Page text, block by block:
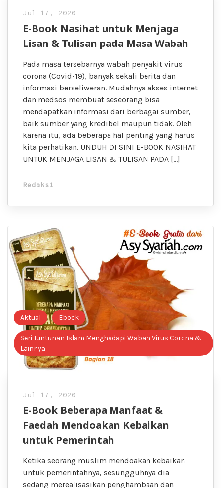
Jul 17, 2020
E-Book Nasihat untuk Menjaga
Lisan & Tulisan pada Masa Wabah
Pada masa tersebarnya wabah penyakit virus
corona (Covid-19), banyak sekali berita dan
informasi berseliweran. Mudahnya akses internet
dan medsos membuat seseorang bisa
mendapatkan informasi dari berbagai sumber,
baik sumber yang kredibel maupun tidak. Oleh
karena itu, ada beberapa hal penting yang harus
kita perhatikan. UNDUH DI SINI E-BOOK NASIHAT
UNTUK MENJAGA LISAN & TULISAN PADA […]
Redaksi
Aktual Ebook
Seri Tuntunan Islam Menghadapi Wabah Virus Corona &
Lainnya
Jul 17, 2020
E-Book Beberapa Manfaat &
Faedah Mendoakan Kebaikan
untuk Pemerintah
Ketika seorang muslim mendoakan kebaikan
untuk pemerintahnya, sesungguhnya dia
sedang merealisasikan penghambaan dan